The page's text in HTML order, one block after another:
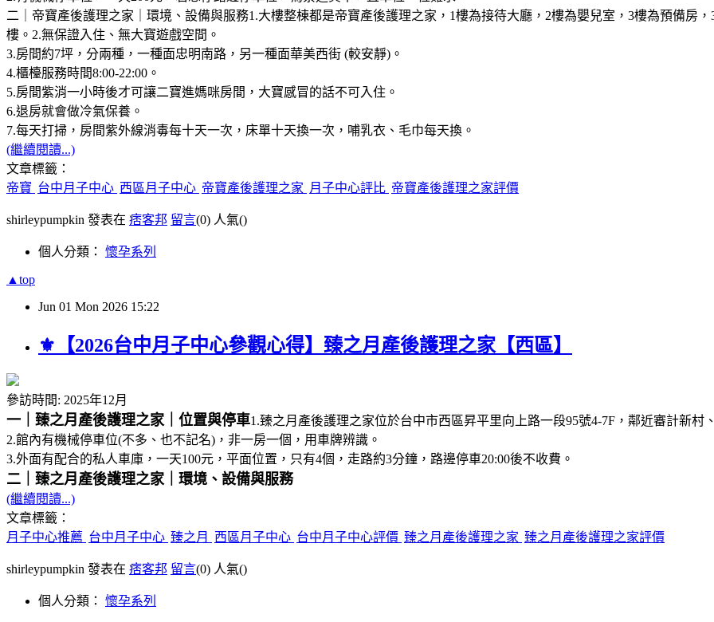
二｜帝寶產後護理之家｜環境、設備與服務1.大樓整棟都是帝寶產後護理之家，1樓為接待大廳，2樓為嬰兒室，3樓為預備房
樓。2.無保證入住、無大寶遊戲空間。
3.房間約7坪，分兩種，一種面忠明南路，另一種面華美西街 (較安靜)。
4.櫃檯服務時間8:00-22:00。
5.房間紫消一小時後才可讓二寶進媽咪房間，大寶感冒的話不可入住。
6.退房就會做冷氣保養。
7.每天打掃，房間紫外線消毒每十天一次，床單十天換一次，哺乳衣、毛巾每天換。
(繼續閱讀...)
文章標籤：
帝寶 台中月子中心 西區月子中心 帝寶產後護理之家 月子中心評比 帝寶產後護理之家評價
shirleypumpkin 發表在 痞客邦 留言(0) 人氣()
個人分類： 懷孕系列
▲top
Jun 01 Mon 2026 15:22
⚜︎【2026台中月子中心參觀心得】臻之月產後護理之家【西區】
參訪時間: 2025年12月
一｜臻之月產後護理之家｜位置與停車1.臻之月產後護理之家位於台中市西區昇平里向上路一段95號4-7F，鄰近審計新村
2.館內有機械停車位(不多、也不記名)，非一房一個，用車牌辨識。
3.外面有配合的私人車庫，一天100元，平面位置，只有4個，走路約3分鐘，路邊停車20:00後不收費。
二｜臻之月產後護理之家｜環境、設備與服務
(繼續閱讀...)
文章標籤：
月子中心推薦 台中月子中心 臻之月 西區月子中心 台中月子中心評價 臻之月產後護理之家 臻之月產後護理之家評價
shirleypumpkin 發表在 痞客邦 留言(0) 人氣()
個人分類： 懷孕系列